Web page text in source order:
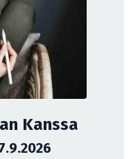
Kanssa